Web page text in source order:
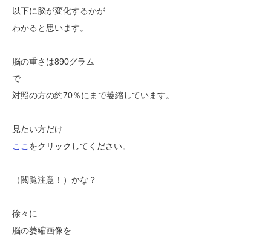
以下に脳が変化するかが
わかると思います。
脳の重さは890グラム
で
対照の方の約70％にまで萎縮しています。
見たい方だけ
ここ をクリックしてください。
（閲覧注意！）かな？
徐々に
脳の萎縮画像を